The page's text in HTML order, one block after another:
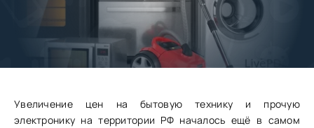
07.08.23 12 0
Увеличение цен на бытовую технику и прочую
электронику на территории РФ началось ещё в самом